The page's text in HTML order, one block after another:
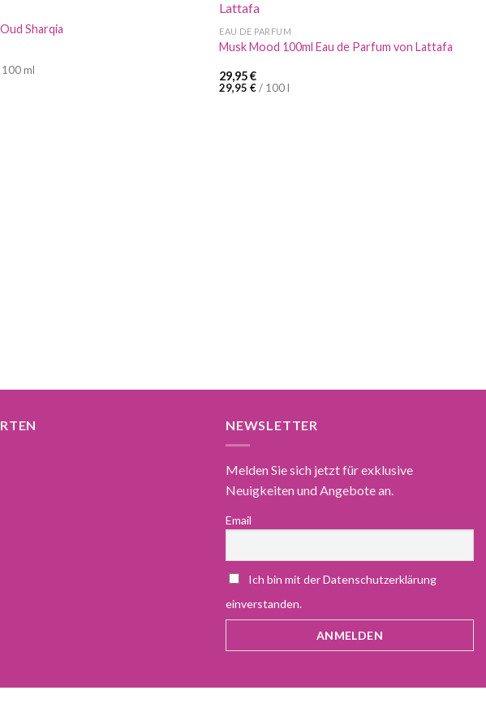
Sharqia
100 ml
EAU DE PARFUM
Musk Mood 100ml Eau de Parfum von Lattafa
29,95€
29,95€/ 100 l
NEWSLETTER
Melden Sie sich jetzt für exklusive
Neuigkeiten und Angebote an.
Email
Ich bin mit der Datenschutzerklärung
einverstanden.